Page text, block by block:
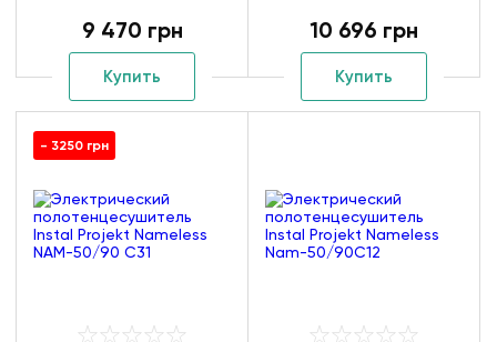
9 470 грн
Купить
10 696 грн
Купить
- 3250 грн